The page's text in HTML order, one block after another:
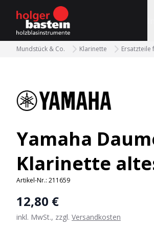
bastein
Mundstück & Co. Klarinette Ersatzteile
Yamaha
Klarinette
Artikel-Nr.: 211659
12,80 €
inkl. MwSt., zzgl. Versandkosten